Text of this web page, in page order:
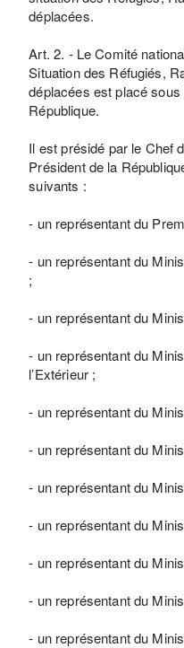
déplacées.
Art. 2. - Le Comité
Situation des Réfugiés,
déplacées est placé sous
République.
Il est présidé par le Chef
Président de la
suivants :
- un représentant du
- un représentant du
;
- un représentant du
- un représentant du
l’Extérieur ;
- un représentant du
- un représentant du
- un représentant du
- un représentant du
- un représentant du
- un représentant du
- un représentant du